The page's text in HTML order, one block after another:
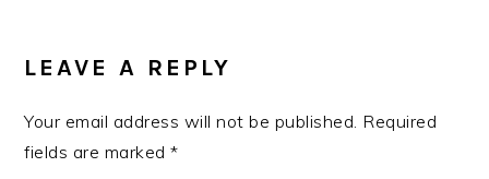
INTERACTIONS
LEAVE A REPLY
Your email address will not be published. Required
fields are marked*